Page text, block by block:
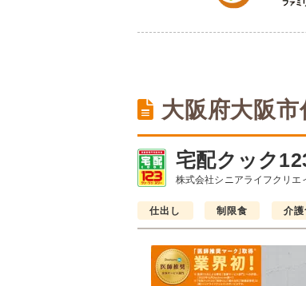
大阪府大阪
宅配クック
株式会社シニアライフクリエ
仕出し 制限食 介護